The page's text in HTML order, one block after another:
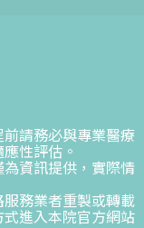
請務必與專業醫療
性評估。
資訊提供，實際情
務業者重製或轉載
進入本院官方網站